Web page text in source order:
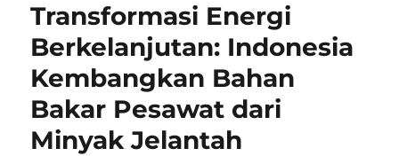
Transformasi Energi
Berkelanjutan: Indonesia
Kembangkan Bahan
Bakar Pesawat dari
Minyak Jelantah